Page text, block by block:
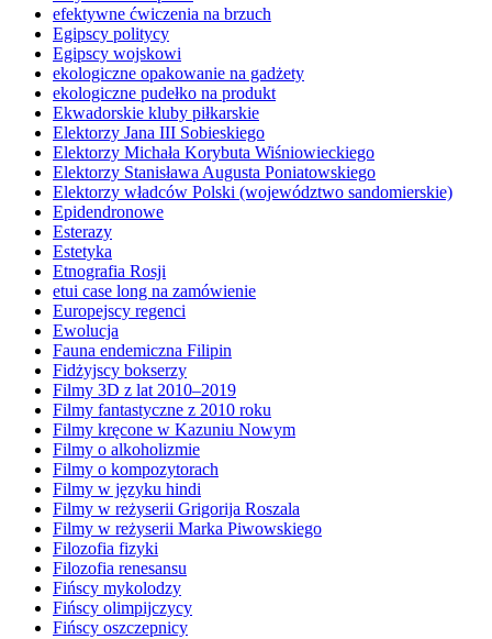
efektywne ćwiczenia na brzuch
Egipscy politycy
Egipscy wojskowi
ekologiczne opakowanie na gadżety
ekologiczne pudełko na produkt
Ekwadorskie kluby piłkarskie
Elektorzy Jana III Sobieskiego
Elektorzy Michała Korybuta Wiśniowieckiego
Elektorzy Stanisława Augusta Poniatowskiego
Elektorzy władców Polski (województwo sandomierskie)
Epidendronowe
Esterazy
Estetyka
Etnografia Rosji
etui case long na zamówienie
Europejscy regenci
Ewolucja
Fauna endemiczna Filipin
Fidżyjscy bokserzy
Filmy 3D z lat 2010–2019
Filmy fantastyczne z 2010 roku
Filmy kręcone w Kazuniu Nowym
Filmy o alkoholizmie
Filmy o kompozytorach
Filmy w języku hindi
Filmy w reżyserii Grigorija Roszala
Filmy w reżyserii Marka Piwowskiego
Filozofia fizyki
Filozofia renesansu
Fińscy mykolodzy
Fińscy olimpijczycy
Fińscy oszczepnicy